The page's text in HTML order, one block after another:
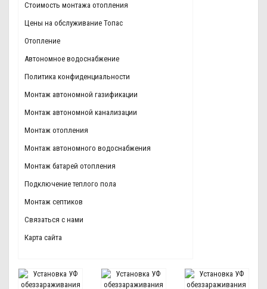
Стоимость монтажа отопления
Цены на обслуживание Топас
Отопление
Автономное водоснабжение
Политика конфиденциальности
Монтаж автономной газификации
Монтаж автономной канализации
Монтаж отопления
Монтаж автономного водоснабжения
Монтаж батарей отопления
Подключение теплого пола
Монтаж септиков
Связаться с нами
Карта сайта